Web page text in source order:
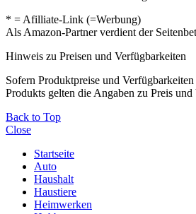
* = Afilliate-Link (=Werbung)
Als Amazon-Partner verdient der
Hinweis zu Preisen und Verfügbarkeiten
Sofern Produktpreise und
Produkts gelten die Angaben zu Preis
Back to Top
Close
Startseite
Auto
Haushalt
Haustiere
Heimwerken